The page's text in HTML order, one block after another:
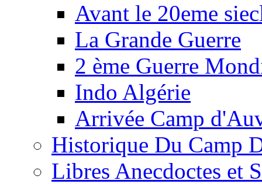
Avant le 20eme
La Grande Guerre
2 ème Guerre
Indo Algérie
Arrivée Camp
Historique Du Camp
Libres Anecdoctes et